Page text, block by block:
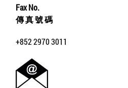
Fax No.
傳 真 號 碼
+852 2970 3011